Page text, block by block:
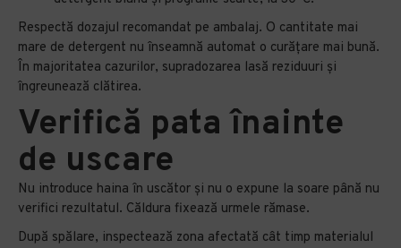
Respectă dozajul recomandat pe ambalaj. O cantitate mai
mare de detergent nu înseamnă automat o curățare mai bună.
În majoritatea cazurilor, supradozarea lasă reziduuri și
îngreunează clătirea.
Verifică pata înainte
de uscare
Nu introduce haina în uscător și nu o expune la soare până nu
verifici rezultatul. Căldura fixează urmele rămase.
După spălare, inspectează zona afectată cât timp materialul